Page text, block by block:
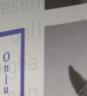
Politiche sociali
Pillole
Formazione
Avvisi, bandi
Welfare locale